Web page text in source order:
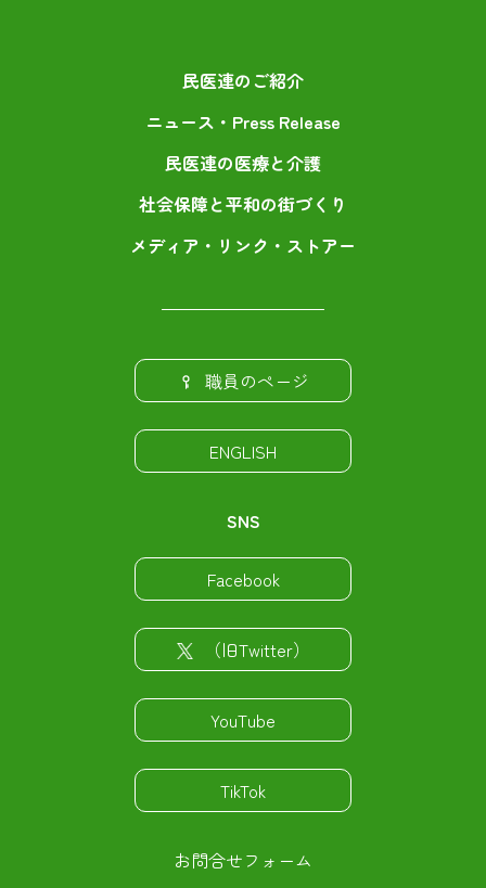
民医連のご紹介
ニュース・Press Release
民医連の医療と介護
社会保障と平和の街づくり
メディア・リンク・ストアー
職員のページ
ENGLISH
SNS
Facebook
（旧Twitter）
YouTube
TikTok
お問合せフォーム